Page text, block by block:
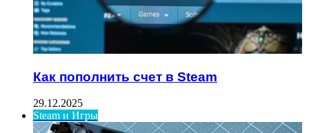
Как пополнить счет в Steam
29.12.2025
Steam и Игры